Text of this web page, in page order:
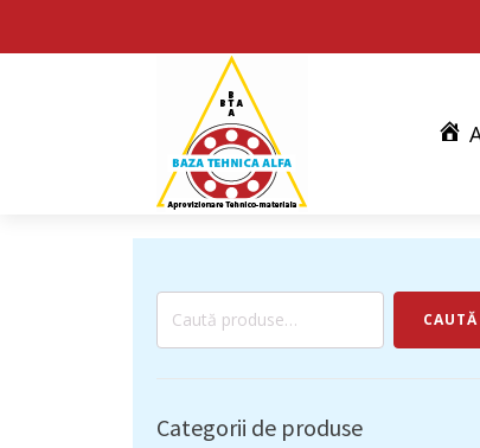
Caută
CAUTĂ
Categorii de produse